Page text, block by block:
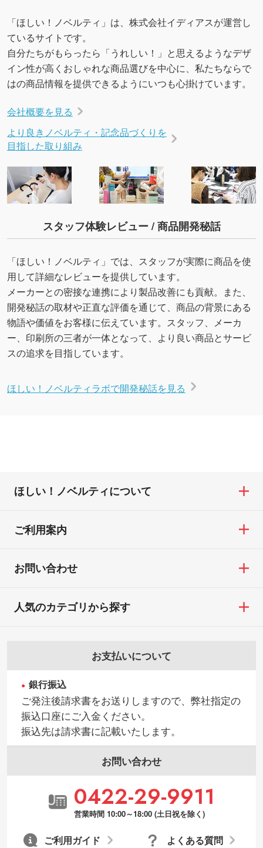
「ほしい！ノベルティ」は、株式会社イディアスが運営し
ているサイトです。
自分たちがもらったら「うれしい！」と思えるようなデザ
イン性が高くおしゃれな商品選びを中心に、私たちならで
はの商品情報を提供できるようにいつも心掛けています。
会社概要を見る
より良きノベルティ・記念品づくりを
目指した取り組み
スタッフ体験レビュー / 商品開発秘話
「ほしい！ノベルティ」では、スタッフが実際に商品を使
用して詳細なレビューを提供しています。
メーカーとの密接な連携により製品改善にも貢献。また、
開発秘話の取材や正直な評価を通じて、商品の背景にある
物語や価値をお客様に伝えています。スタッフ、メーカ
ー、印刷所の三者が一体となって、より良い商品とサービ
スの追求を目指しています。
ほしい！ノベルティラボで開発秘話を見る
ほしい！ノベルティについて
ご利用案内
お問い合わせ
お支払いについて
銀行振込
ご発注後請求書をお送りしますので、弊社指定の
振込口座にご入金ください。
振込先は請求書に記載いたします。
お問い合わせ
0422-29-9911
営業時間 10:00～18:00 (土日祝を除く)
よくある質問
ご利用ガイド
人気のカテゴリから探す